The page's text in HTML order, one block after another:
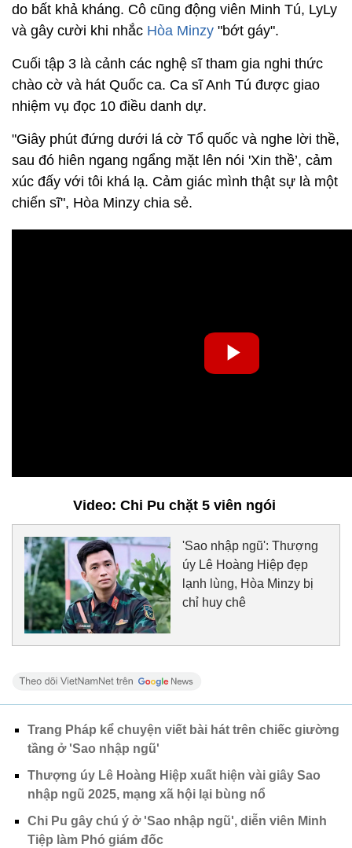
do bất khả kháng. Cô cũng động viên Minh Tú, LyLy
và gây cười khi nhắc Hòa Minzy "bớt gáy".
Cuối tập 3 là cảnh các nghệ sĩ tham gia nghi thức
chào cờ và hát Quốc ca. Ca sĩ Anh Tú được giao
nhiệm vụ đọc 10 điều danh dự.
"Giây phút đứng dưới lá cờ Tổ quốc và nghe lời thề,
sau đó hiên ngang ngẩng mặt lên nói 'Xin thề’, cảm
xúc đấy với tôi khá lạ. Cảm giác mình thật sự là một
chiến sĩ", Hòa Minzy chia sẻ.
Video: Chi Pu chặt 5 viên ngói
'Sao nhập ngũ': Thượng
úy Lê Hoàng Hiệp đẹp
lạnh lùng, Hòa Minzy bị
chỉ huy chê
Trang Pháp kể chuyện viết bài hát trên chiếc giường
tầng ở 'Sao nhập ngũ'
Thượng úy Lê Hoàng Hiệp xuất hiện vài giây Sao
nhập ngũ 2025, mạng xã hội lại bùng nổ
Chi Pu gây chú ý ở 'Sao nhập ngũ', diễn viên Minh
Tiệp làm Phó giám đốc